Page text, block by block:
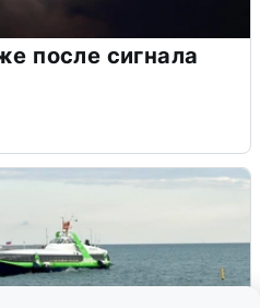
после сигнала